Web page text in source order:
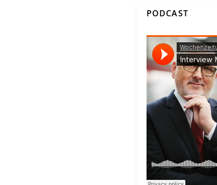
PODCAST